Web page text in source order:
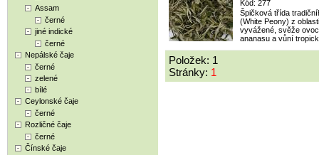
Assam
černé
jiné indické
černé
Nepálské čaje
černé
zelené
bílé
Ceylonské čaje
černé
Rozličné čaje
černé
Čínské čaje
Kód: 277
Špičková třída
(White Peony) z
vyvážené, svěže
ananasu a vůní
Položek: 1
Stránky: 1